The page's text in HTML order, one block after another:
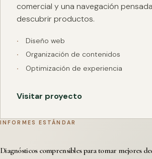
comercial y una navegación
descubrir productos.
Diseño web
Organización de contenidos
Optimización de experiencia
Visitar proyecto
INFORMES ESTÁNDAR
Diagnósticos comprensibles para tomar mejores